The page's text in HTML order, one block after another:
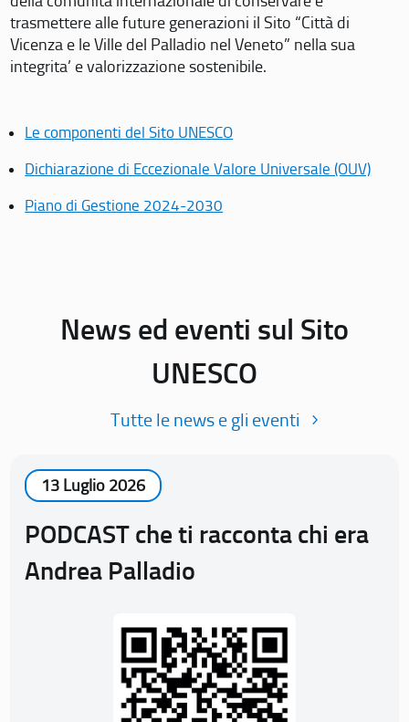
trasmettere alle future generazioni il Sito “Città di
Vicenza e le Ville del Palladio nel Veneto” nella sua
integrita’ e valorizzazione sostenibile.
Le componenti del Sito UNESCO
Dichiarazione di Eccezionale Valore Universale (OUV)
Piano di Gestione 2024-2030
News ed eventi sul Sito
UNESCO
Tutte le news e gli eventi
13 Luglio 2026
PODCAST che ti racconta chi era
Andrea Palladio